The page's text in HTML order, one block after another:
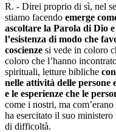
R. - Direi proprio di sì, nel
stiamo facendo emerge
ascoltare la Parola di Dio
l’esistenza di modo che
coscienze si vede in coloro
coloro che l’hanno
spirituali, letture bibliche
nelle attività delle persone
e le esperienze che le
come i nostri, ma
ha esercitato il suo
di difficoltà.